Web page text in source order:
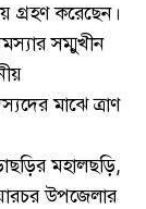
গ্রহণ করেছেন।
সম্মুখীন
মাঝে ত্রাণ
মহালছড়ি,
উপজেলার